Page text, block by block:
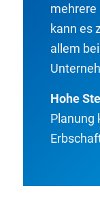
mehrere
kann es
allem
Hohe
Planung